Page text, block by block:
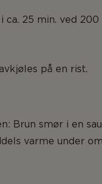
25 min. ved 200
på en rist.
Brun smør i en
varme under